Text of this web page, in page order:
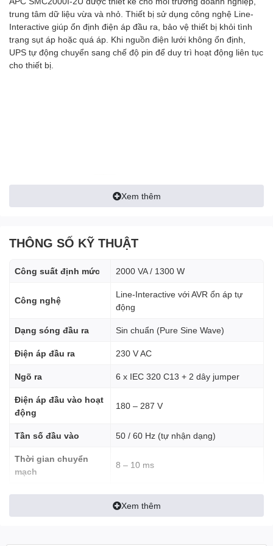
trung tâm dữ liệu vừa và nhỏ. Thiết bị sử dụng công nghệ Line-
Interactive giúp ổn định điện áp đầu ra, bảo vệ thiết bị khỏi tình
trạng sụt áp hoặc quá áp. Khi nguồn điện lưới không ổn định,
UPS tự động chuyển sang chế độ pin để duy trì hoạt động liên tục
cho thiết bị.
tương thích cao
SMC2000I-2U cung cấp
nguồn điện dạng sóng sin chuẩn
(Pure Sine Wave)
PFC (Power Factor Correction) hoặc yêu cầu nguồn điện sạch.
hoạt động ổn định, không bị nhiễu hay sụt áp.
🌐Thiết kế rackmount 2U – Tối
ưu không gian
Xem thêm
THÔNG SỐ KỸ THUẬT
Công suất định mức 2000 VA / 1300 W
Công nghệ
Line-Interactive với AVR ổn áp tự
động
Dạng sóng đầu ra Sin chuẩn (Pure Sine Wave)
Điện áp đầu ra 230 V AC
Ngõ ra 6 x IEC 320 C13 + 2 dây jumper
Điện áp đầu vào hoạt
động
180 – 287 V
Tần số đầu vào 50 / 60 Hz (tự nhận dạng)
Thời gian chuyển
mạch
8 – 10 ms
Thời gian sạc pin Khoảng 3 giờ đạt 90% dung lượng
Tuổi thọ pin 3 – 5 năm (tùy điều kiện sử dụng)
Xem thêm